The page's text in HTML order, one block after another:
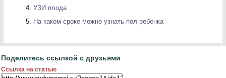
УЗИ плода
На каком сроке можно узнать пол ребенка
Поделитесь ссылкой с друзьями
Ссылка на статью